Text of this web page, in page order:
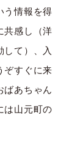
う情報を得
共感し（洋
て）、入
ぞすぐに来
ばあちゃん
は山元町の